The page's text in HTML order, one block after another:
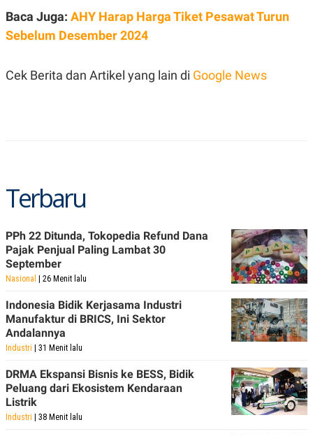
PRIVACY
POLICY
Baca Juga: AHY Harap Harga Tiket Pesawat Turun
Sebelum Desember 2024
Cek Berita dan Artikel yang lain di Google News
Terbaru
PPh 22 Ditunda, Tokopedia Refund Dana
Pajak Penjual Paling Lambat 30
September
Nasional | 26 Menit lalu
Indonesia Bidik Kerjasama Industri
Manufaktur di BRICS, Ini Sektor
Andalannya
Industri | 31 Menit lalu
DRMA Ekspansi Bisnis ke BESS, Bidik
Peluang dari Ekosistem Kendaraan
Listrik
Industri | 38 Menit lalu